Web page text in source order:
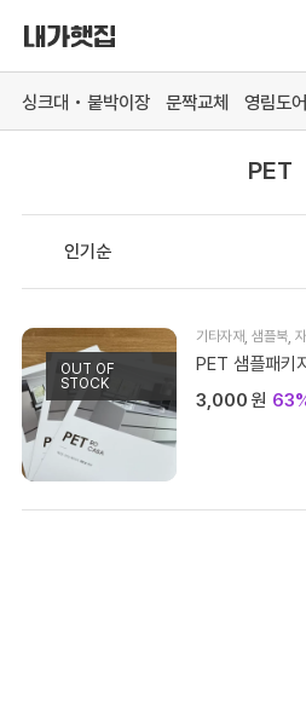
싱크대 • 붙박이장 문짝교체 영림도어
Skip
PET
OUT OF
STOCK
기타자재 ,샘플북 ,
PET 샘플패키
3,000 원
싱크대
붙박이장
바스 화장실
영림 방문
예림 방문 (문의)
# 색상샘플 / 싱크대